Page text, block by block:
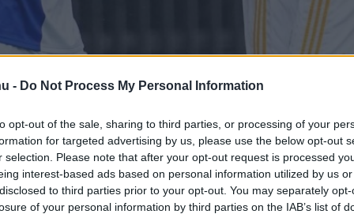
- Do Not Process My Personal Information
opt-out of the sale, sharing to third parties, or processing of your
for targeted advertising by us, please use the below opt-out
selection. Please note that after your opt-out request is processed
interest-based ads based on personal information utilized by us
to third parties prior to your opt-out. You may separately
of your personal information by third parties on the IAB’s list of
játékosaként
kölcsönben szerzett meg a
az angol